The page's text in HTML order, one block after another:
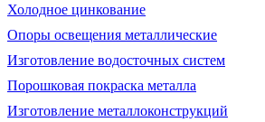
Холодное цинкование
Опоры освещения металлические
Изготовление водосточных систем
Порошковая покраска металла
Изготовление металлоконструкций